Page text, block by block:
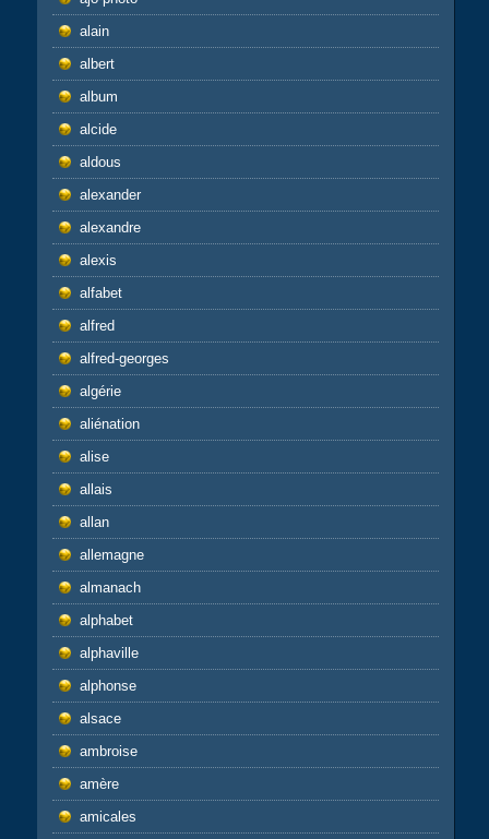
alain
albert
album
alcide
aldous
alexander
alexandre
alexis
alfabet
alfred
alfred-georges
algérie
aliénation
alise
allais
allan
allemagne
almanach
alphabet
alphaville
alphonse
alsace
ambroise
amère
amicales